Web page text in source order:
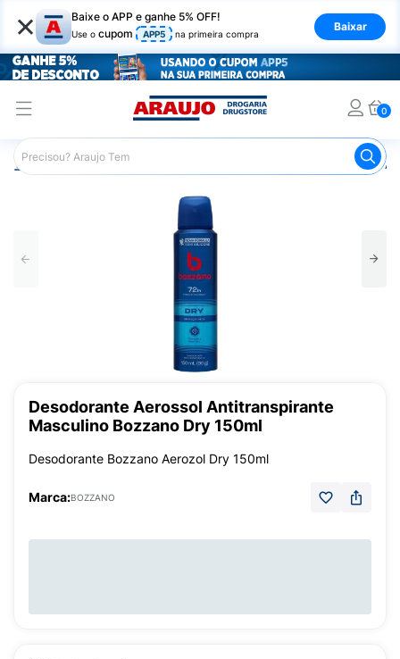
× Baixe o APP e ganhe 5% OFF!
Use o cupom APP5 na primeira compra
Baixar
0
Araujo Higiene Pessoal Desodorante
Desodorante Aerossol Antitranspirante
Masculino Bozzano Dry 150ml
Desodorante Bozzano Aerozol Dry 150ml
Marca:BOZZANO